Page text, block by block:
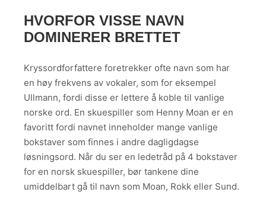
HVORFOR VISSE NAVN
DOMINERER BRETTET
Kryssordforfattere foretrekker ofte navn som har
en høy frekvens av vokaler, som for eksempel
Ullmann, fordi disse er lettere å koble til vanlige
norske ord. En skuespiller som Henny Moan er en
favoritt fordi navnet inneholder mange vanlige
bokstaver som finnes i andre dagligdagse
løsningsord. Når du ser en ledetråd på 4 bokstaver
for en norsk skuespiller, bør tankene dine
umiddelbart gå til navn som Moan, Rokk eller Sund.